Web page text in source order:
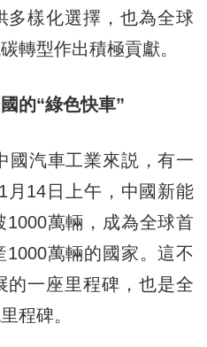
多樣化選擇，也為全球
轉型作出積極貢獻。
的“綠色快車”
汽車工業來説，有一
14日上午，中國新能
萬輛，成為全球首
萬輛的國家。這不
的一座里程碑，也是全
程碑。